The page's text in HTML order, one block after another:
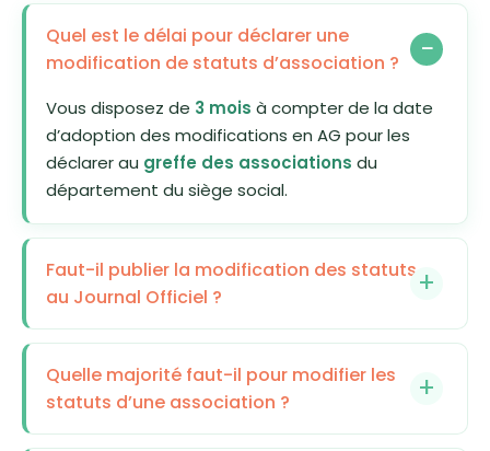
Quel est le délai pour déclarer une
modification de statuts d’association ?
Vous disposez de 3 mois à compter de la date
d’adoption des modifications en AG pour les
déclarer au greffe des associations du
département du siège social.
Faut-il publier la modification des statuts
au Journal Officiel ?
Quelle majorité faut-il pour modifier les
statuts d’une association ?